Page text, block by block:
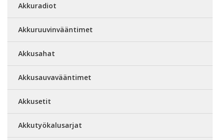
Akkuradiot
Akkuruuvinvääntimet
Akkusahat
Akkusauvavääntimet
Akkusetit
Akkutyökalusarjat